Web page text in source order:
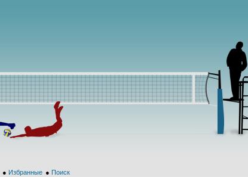
● Избранные ● Поиск